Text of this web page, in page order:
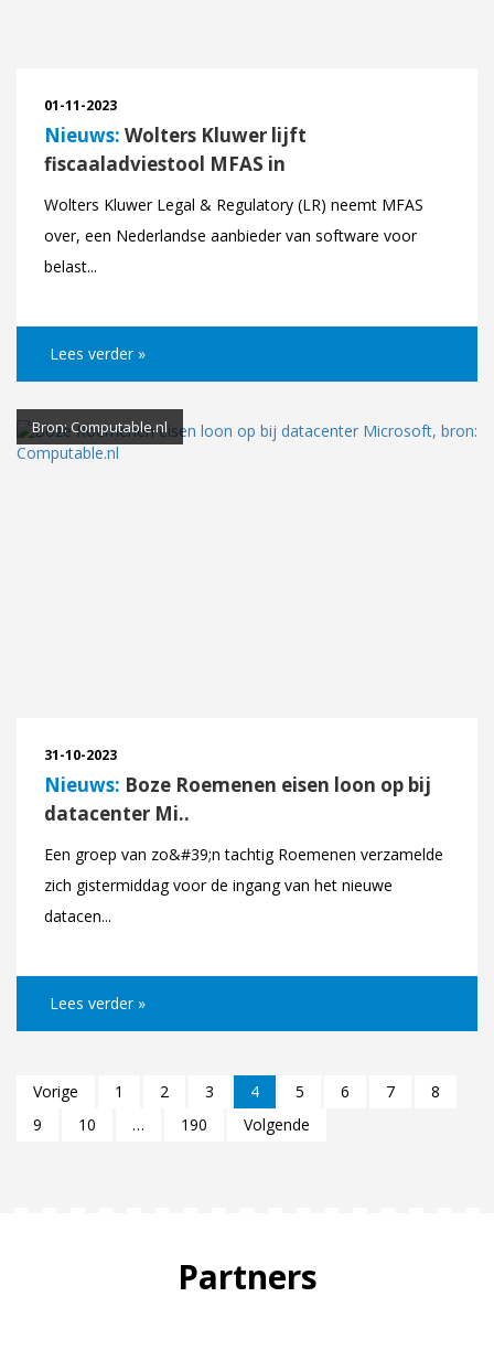
01-11-2023
Nieuws: Wolters Kluwer lijft
fiscaaladviestool MFAS in
Wolters Kluwer Legal & Regulatory (LR) neemt MFAS
over, een Nederlandse aanbieder van software voor
belast...
Lees verder »
Bron: Computable.nl
31-10-2023
Nieuws: Boze Roemenen eisen loon op bij
datacenter Mi..
Een groep van zo&#39;n tachtig Roemenen verzamelde
zich gistermiddag voor de ingang van het nieuwe
datacen...
Lees verder »
Vorige 1 2 3 4 5 6 7
8
9
10 … 190 Volgende
Partners